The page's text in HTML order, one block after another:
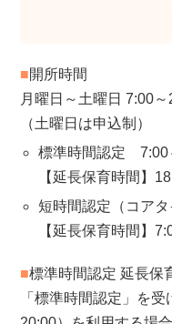
■開所時間
月曜日～土曜日 7:00
（土曜日は申込制）
標準時間認定
【延長保育時間】
短時間認定（コア
【延長保育時間】
■標準時間認定 延長保
「標準時間認定」を